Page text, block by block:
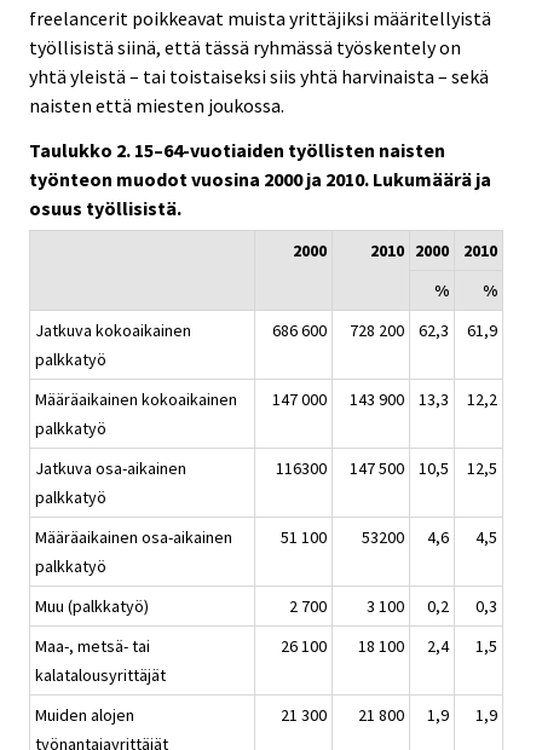
freelancerit poikkeavat muista yrittäjiksi määritellyistä
työllisistä siinä, että tässä ryhmässä työskentely on
yhtä yleistä – tai toistaiseksi siis yhtä harvinaista – sekä
naisten että miesten joukossa.
Taulukko 2. 15–64-vuotiaiden työllisten naisten
työnteon muodot vuosina 2000 ja 2010. Lukumäärä ja
osuus työllisistä.
2000 2010 2000
2010
%
%
Jatkuva kokoaikainen
palkkatyö
686 600 728 200 62,3 61,9
Määräaikainen kokoaikainen
palkkatyö
147 000 143 900 13,3 12,2
Jatkuva osa-aikainen
palkkatyö
116300 147 500 10,5 12,5
Määräaikainen osa-aikainen
palkkatyö
51 100 53200 4,6 4,5
Muu (palkkatyö) 2 700 3 100 0,2
0,3
Maa-, metsä- tai
kalatalousyrittäjät
26 100 18 100 2,4 1,5
Muiden alojen
työnantajayrittäjät
21 300 21 800 1,9 1,9